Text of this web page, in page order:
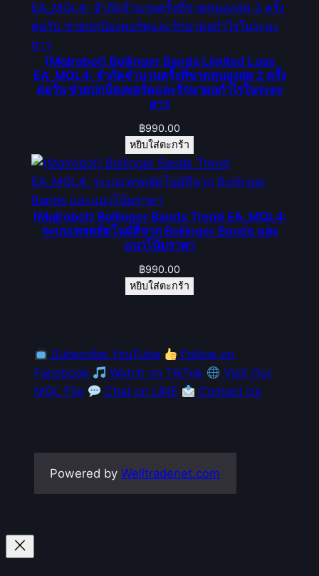
(Mqlrobot) Bollinger Bands Limited Loss
EA_MQL4: จำกัดจำนวนครั้งที่ขาดทุนสูงสุด 2 ครั้ง
ต่อวัน ช่วยปกป้องพอร์ตและรักษาผลกำไรในระยะ
ยาว
฿990.00
หยิบใส่ตะกร้า
(Mqlrobot) Bollinger Bands Trend EA_MQL4:
ระบบเทรดอัตโนมัติจาก Bollinger Bands และ
แนวโน้มราคา
฿990.00
หยิบใส่ตะกร้า
Subscribe YouTube
Follow on
Facebook
Watch on TikTok
Visit Our
MQL File
Chat on LINE Contact Us
Powered byWelltradenet.com